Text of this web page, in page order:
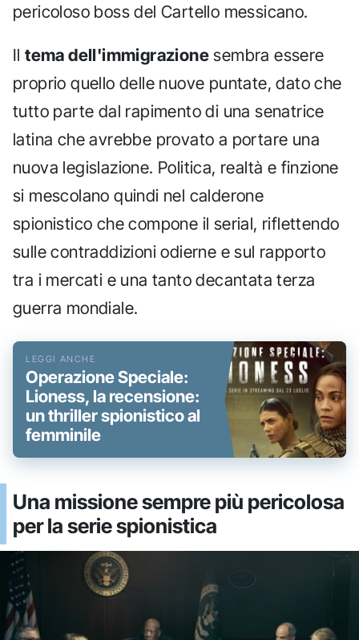
pericoloso boss del Cartello messicano.
Iltema dell'immigrazione sembra essere
proprio quello delle nuove puntate, dato che
tutto parte dal rapimento di una senatrice
latina che avrebbe provato a portare una
nuova legislazione. Politica, realtà e finzione
si mescolano quindi nel calderone
spionistico che compone il serial, riflettendo
sulle contraddizioni odierne e sul rapporto
tra i mercati e una tanto decantata terza
guerra mondiale.
Operazione Speciale:
Lioness, la recensione:
un thriller spionistico al
femminile
Una missione sempre più pericolosa
per la serie spionistica